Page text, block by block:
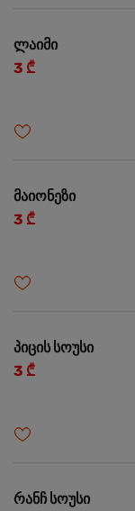
ლაიმი
3 ₾
მაიონეზი
3 ₾
პიცის სოუსი
3 ₾
რანჩ სოუსი